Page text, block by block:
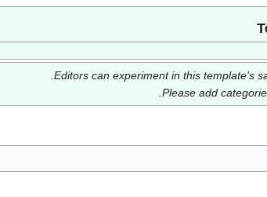
Editors can experiment in this template's
Please add
.